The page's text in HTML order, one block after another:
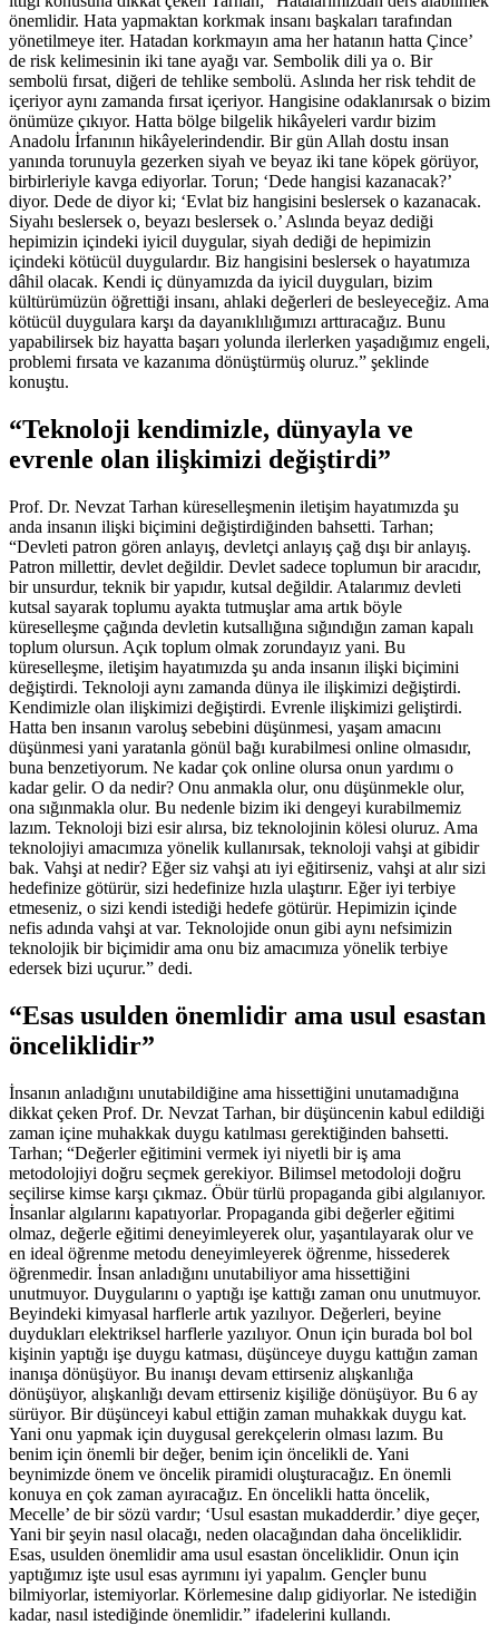
önemlidir. Hata yapmaktan korkmak insanı başkaları tarafından
yönetilmeye iter. Hatadan korkmayın ama her hatanın hatta Çince’
de risk kelimesinin iki tane ayağı var. Sembolik dili ya o. Bir
sembolü fırsat, diğeri de tehlike sembolü. Aslında her risk tehdit de
içeriyor aynı zamanda fırsat içeriyor. Hangisine odaklanırsak o bizim
önümüze çıkıyor. Hatta bölge bilgelik hikâyeleri vardır bizim
Anadolu İrfanının hikâyelerindendir. Bir gün Allah dostu insan
yanında torunuyla gezerken siyah ve beyaz iki tane köpek görüyor,
birbirleriyle kavga ediyorlar. Torun; ‘Dede hangisi kazanacak?’
diyor. Dede de diyor ki; ‘Evlat biz hangisini beslersek o kazanacak.
Siyahı beslersek o, beyazı beslersek o.’ Aslında beyaz dediği
hepimizin içindeki iyicil duygular, siyah dediği de hepimizin
içindeki kötücül duygulardır. Biz hangisini beslersek o hayatımıza
dâhil olacak. Kendi iç dünyamızda da iyicil duyguları, bizim
kültürümüzün öğrettiği insanı, ahlaki değerleri de besleyeceğiz. Ama
kötücül duygulara karşı da dayanıklılığımızı arttıracağız. Bunu
yapabilirsek biz hayatta başarı yolunda ilerlerken yaşadığımız engeli,
problemi fırsata ve kazanıma dönüştürmüş oluruz.” şeklinde
konuştu.
“Teknoloji kendimizle, dünyayla ve
evrenle olan ilişkimizi değiştirdi”
Prof. Dr. Nevzat Tarhan küreselleşmenin iletişim hayatımızda şu
anda insanın ilişki biçimini değiştirdiğinden bahsetti. Tarhan;
“Devleti patron gören anlayış, devletçi anlayış çağ dışı bir anlayış.
Patron millettir, devlet değildir. Devlet sadece toplumun bir aracıdır,
bir unsurdur, teknik bir yapıdır, kutsal değildir. Atalarımız devleti
kutsal sayarak toplumu ayakta tutmuşlar ama artık böyle
küreselleşme çağında devletin kutsallığına sığındığın zaman kapalı
toplum olursun. Açık toplum olmak zorundayız yani. Bu
küreselleşme, iletişim hayatımızda şu anda insanın ilişki biçimini
değiştirdi. Teknoloji aynı zamanda dünya ile ilişkimizi değiştirdi.
Kendimizle olan ilişkimizi değiştirdi. Evrenle ilişkimizi geliştirdi.
Hatta ben insanın varoluş sebebini düşünmesi, yaşam amacını
düşünmesi yani yaratanla gönül bağı kurabilmesi online olmasıdır,
buna benzetiyorum. Ne kadar çok online olursa onun yardımı o
kadar gelir. O da nedir? Onu anmakla olur, onu düşünmekle olur,
ona sığınmakla olur. Bu nedenle bizim iki dengeyi kurabilmemiz
lazım. Teknoloji bizi esir alırsa, biz teknolojinin kölesi oluruz. Ama
teknolojiyi amacımıza yönelik kullanırsak, teknoloji vahşi at gibidir
bak. Vahşi at nedir? Eğer siz vahşi atı iyi eğitirseniz, vahşi at alır sizi
hedefinize götürür, sizi hedefinize hızla ulaştırır. Eğer iyi terbiye
etmeseniz, o sizi kendi istediği hedefe götürür. Hepimizin içinde
nefis adında vahşi at var. Teknolojide onun gibi aynı nefsimizin
teknolojik bir biçimidir ama onu biz amacımıza yönelik terbiye
edersek bizi uçurur.” dedi.
“Esas usulden önemlidir ama usul esastan
önceliklidir”
İnsanın anladığını unutabildiğine ama hissettiğini unutamadığına
dikkat çeken Prof. Dr. Nevzat Tarhan, bir düşüncenin kabul edildiği
zaman içine muhakkak duygu katılması gerektiğinden bahsetti.
Tarhan; “Değerler eğitimini vermek iyi niyetli bir iş ama
metodolojiyi doğru seçmek gerekiyor. Bilimsel metodoloji doğru
seçilirse kimse karşı çıkmaz. Öbür türlü propaganda gibi algılanıyor.
İnsanlar algılarını kapatıyorlar. Propaganda gibi değerler eğitimi
olmaz, değerle eğitimi deneyimleyerek olur, yaşantılayarak olur ve
en ideal öğrenme metodu deneyimleyerek öğrenme, hissederek
öğrenmedir. İnsan anladığını unutabiliyor ama hissettiğini
unutmuyor. Duygularını o yaptığı işe kattığı zaman onu unutmuyor.
Beyindeki kimyasal harflerle artık yazılıyor. Değerleri, beyine
duydukları elektriksel harflerle yazılıyor. Onun için burada bol bol
kişinin yaptığı işe duygu katması, düşünceye duygu kattığın zaman
inanışa dönüşüyor. Bu inanışı devam ettirseniz alışkanlığa
dönüşüyor, alışkanlığı devam ettirseniz kişiliğe dönüşüyor. Bu 6 ay
sürüyor. Bir düşünceyi kabul ettiğin zaman muhakkak duygu kat.
Yani onu yapmak için duygusal gerekçelerin olması lazım. Bu
benim için önemli bir değer, benim için öncelikli de. Yani
beynimizde önem ve öncelik piramidi oluşturacağız. En önemli
konuya en çok zaman ayıracağız. En öncelikli hatta öncelik,
Mecelle’ de bir sözü vardır; ‘Usul esastan mukadderdir.’ diye geçer,
Yani bir şeyin nasıl olacağı, neden olacağından daha önceliklidir.
Esas, usulden önemlidir ama usul esastan önceliklidir. Onun için
yaptığımız işte usul esas ayrımını iyi yapalım. Gençler bunu
bilmiyorlar, istemiyorlar. Körlemesine dalıp gidiyorlar. Ne istediğin
kadar, nasıl istediğinde önemlidir.” ifadelerini kullandı.